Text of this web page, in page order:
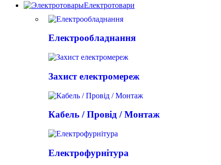
Електротовари
Електрообладнання
Захист електромереж
Кабель / Провід / Монтаж
Електрофурнітура